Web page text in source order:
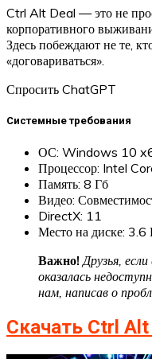
Ctrl Alt Deal — это не
корпоративного
Здесь побеждают не те,
«договариваться».
Спросить ChatGPT
Системные требования
ОС: Windows 10
Процессор: Intel
Память: 8 Гб
Видео:
DirectX: 11
Место на диске: 3.6
Важно!Друзья,
оказалась
нам, написав о
Скачать Ctrl Alt